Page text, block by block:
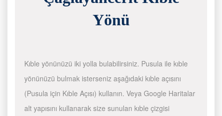
Yönü
Kıble yönünüzü iki yolla bulabilirsiniz. Pusula ile kıble
yönünüzü bulmak isterseniz aşağıdaki kıble açısını
(Pusula için Kıble Açısı) kullanın. Veya Google Haritalar
alt yapısını kullanarak size sunulan kıble çizgisi